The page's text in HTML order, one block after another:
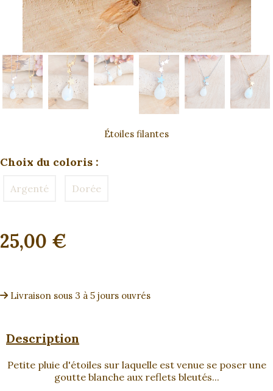
Étoiles filantes
Choix du coloris :
Argenté Dorée
25,00 €
Livraison sous 3 à 5 jours ouvrés
Description
Petite pluie d'étoiles sur laquelle est venue se poser une
goutte blanche aux reflets bleutés...